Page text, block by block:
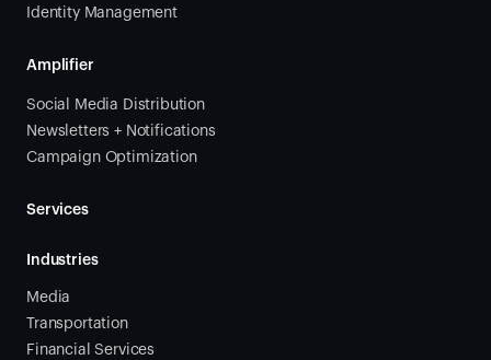
Identity Management
Amplifier
Social Media Distribution
Newsletters + Notifications
Campaign Optimization
Services
Industries
Media
Transportation
Financial Services